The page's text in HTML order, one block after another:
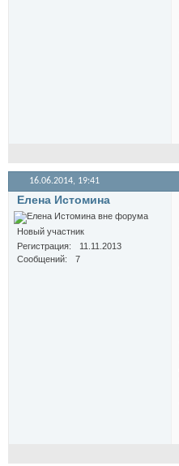
16.06.2014, 19:41
Елена Истомина
Новый участник
Регистрация
11.11.2013
Сообщений
7